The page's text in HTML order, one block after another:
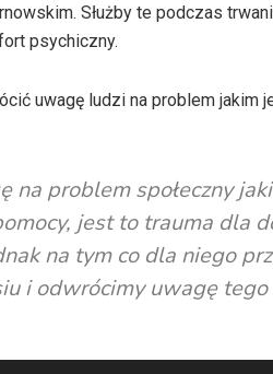
Służby te podczas
psychiczny.
uwagę ludzi na problem
na problem społeczny
jest to trauma dla
na tym co dla niego
i odwrócimy uwagę